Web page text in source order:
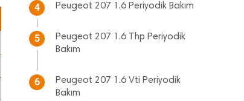
4 Peugeot 207 1.6 Periyodik Bakım
5
Peugeot 207 1.6 Thp Periyodik
Bakım
6
Peugeot 207 1.6 Vti Periyodik
Bakım